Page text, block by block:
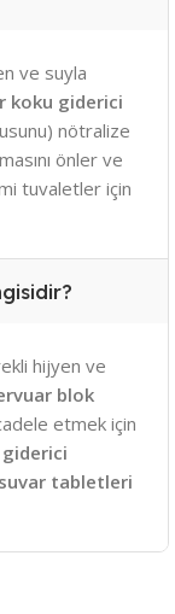
ve suyla
koku giderici
nötralize
önler ve
tuvaletler için
hijyen ve
blok
etmek için
tabletleri